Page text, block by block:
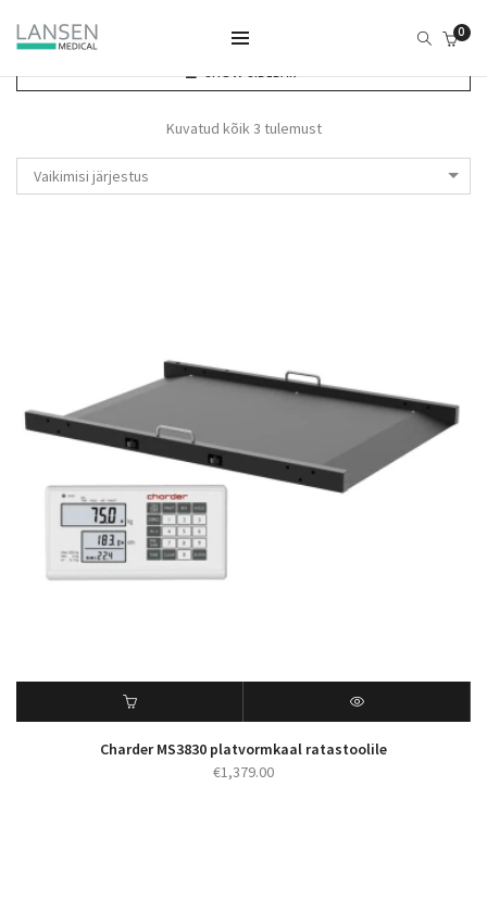
0
SHOW SIDEBAR
Kuvatud kõik 3 tulemust
Vaikimisi järjestus
Charder MS3830 platvormkaal ratastoolile
€1,379.00